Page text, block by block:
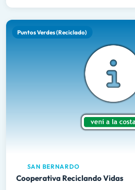
Puntos Verdes (Reciclado)
SAN BERNARDO
Cooperativa Reciclando Vidas